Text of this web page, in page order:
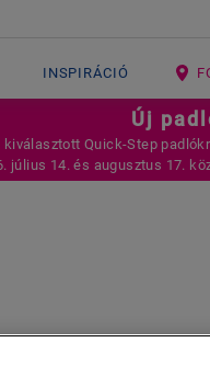
INSPIRÁCIÓ
Új
kiválasztott Quick-Step
július 14. és augusztus 17.